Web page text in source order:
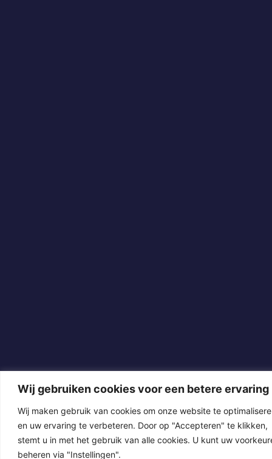
Wij gebruiken cookies voor een betere ervaring
Wij maken gebruik van cookies om onze website te
en uw ervaring te verbeteren. Door op "Accepteren" te klikken,
stemt u in met het gebruik van alle cookies. U kunt uw
beheren via "Instellingen".